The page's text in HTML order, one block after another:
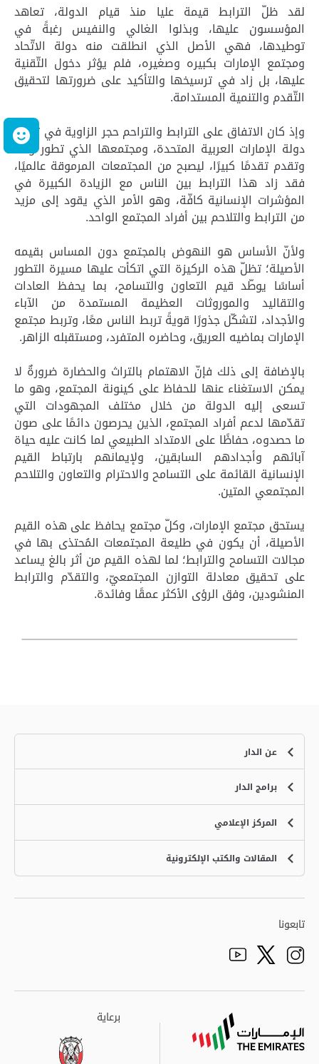
لقد ظلّ الترابط قيمة عليا منذ قيام الدولة، تعاهد
المؤسسون عليها، وبذلوا الغالي والنفيس رغبةً في
توطيدها، فهي الأصل الذي انطلقت منه دولة الاتّحاد
ومجتمع الإمارات بكبيره وصغيره، فلم يؤثر دخول التّقنية
عليها، بل زاد في ترسيخها والتأكيد على ضرورتها لتحقيق
التّقدم والتنمية المستدامة.
وإذ كان الاتفاق على الترابط والتراحم حجر الزاوية في تجربة
دولة الإمارات العربية المتحدة، ومجتمعها الذي تطور ونما
وتقدم تقدمًا كبيرًا، ليصبح من المجتمعات المرموقة عالميًا،
فقد زاد هذا الترابط بين الناس مع الزيادة الكبيرة في
المؤشرات الإنسانية كافّة، وهو الأمر الذي يقود إلى مزيد
من الترابط والتلاحم بين أفراد المجتمع الواحد.
ولأنّ الأساس هو النهوض بالمجتمع دون المساس بقيمه
الأصيلة؛ تظلّ هذه الركيزة التي اتكأت عليها مسيرة التطور
أساسًا يوطّد قيم التعاون والتسامح، بما يحفظ العادات
والتقاليد والموروثات العظيمة المستمدة من الآباء
والأجداد، لتشكّل جذورًا قويةً تربط الناس معًا، وتربط مجتمع
الإمارات بماضيه العريق، وحاضره المتفرد، ومستقبله الزاهر.
بالإضافة إلى ذلك فإنّ الاهتمام بالتراث والحضارة ضرورةٌ لا
يمكن الاستغناء عنها للحفاظ على كينونة المجتمع، وهو ما
تسعى إليه الدولة من خلال مختلف المجهودات التي
تقدّمها لدعم أفراد المجتمع، الذين يحرصون دائمًا على صون
ما حصدوه، حفاظًا على الامتداد الطبيعي لما كانت عليه حياة
آبائهم وأجدادهم السابقين، ولإيمانهم بارتباط القيم
الإنسانية القائمة على التسامح والاحترام والتعاون والتلاحم
المجتمعي المتين.
يستحق مجتمع الإمارات، وكلّ مجتمع يحافظ على هذه القيم
الأصيلة، أن يكون في طليعة المجتمعات المُحتذى بها في
مجالات التسامح والترابط؛ لما لهذه القيم من أثر بالغ يساعد
على تحقيق معادلة التوازن المجتمعيّ، والتقدّم والترابط
المنشودين، وفق الرؤى الأكثر عمقًا وفائدة.
عن الدار
الخدمات
نبذة عن الدار
برامج الدار
برنامج الثقافة الإسلامية
برنامج تعليم القرآن الكريم
المركز الإعلامي
الفعالياتالمقالات والكتب الإلكترونية
الكتب الإلكترونية
المقالات
تابعونا
https://www.instagram.com/zhic_uae/
https://twitter.com/zhic_uae
channel/UCtA24hVEY4GpRxz1AYxxcog/
برعاية
برعاية